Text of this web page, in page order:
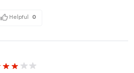
Helpful 0